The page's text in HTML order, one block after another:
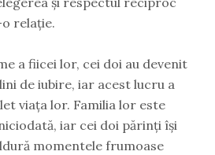
relație.
a fiicei lor, cei doi au devenit
de iubire, iar acest lucru a
viața lor. Familia lor este
iar cei doi părinți își
momentele frumoase